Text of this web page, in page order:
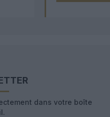
dans votre boîte